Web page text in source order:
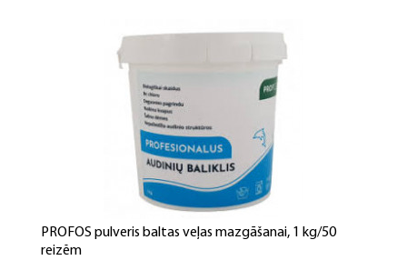
PROFOS pulveris baltas veļas mazgāšanai, 1 kg/50
reizēm